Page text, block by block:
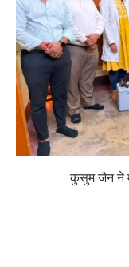
कुसुम जैन ने